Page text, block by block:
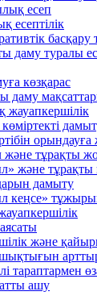
есеп
есептілік
басқару
даму туралы
көзқарас
даму
жауапкершілік
тұрақты
және
дамыту
кеңсе»
және
тараптармен
ашу